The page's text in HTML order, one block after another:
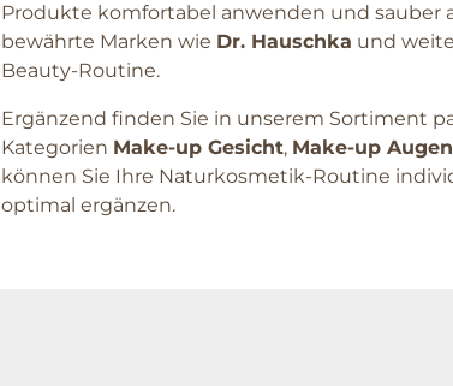
Produkte komfortabel anwenden und sauber
bewährte Marken wie Dr. Hauschka und
Beauty-Routine.
Ergänzend finden Sie in unserem Sortiment
Kategorien Make-up Gesicht, Make-up Augen
können Sie Ihre Naturkosmetik-Routine
optimal ergänzen.